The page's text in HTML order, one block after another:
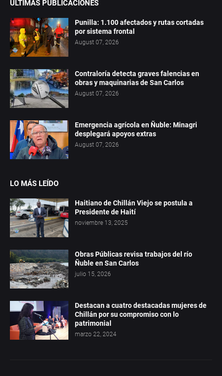
ÚLTIMAS PUBLICACIONES
Punilla: 1.100 afectados y rutas cortadas
por sistema frontal
August 07, 2026
Contraloría detecta graves falencias en
obras y maquinarias de San Carlos
August 07, 2026
Emergencia agrícola en Ñuble: Minagri
desplegará apoyos extras
August 07, 2026
LO MÁS LEÍDO
Haitiano de Chillán Viejo se postula a
Presidente de Haití
noviembre 13, 2025
Obras Públicas revisa trabajos del río
Ñuble en San Carlos
julio 15, 2026
Destacan a cuatro destacadas mujeres de
Chillán por su compromiso con lo
patrimonial
marzo 22, 2024